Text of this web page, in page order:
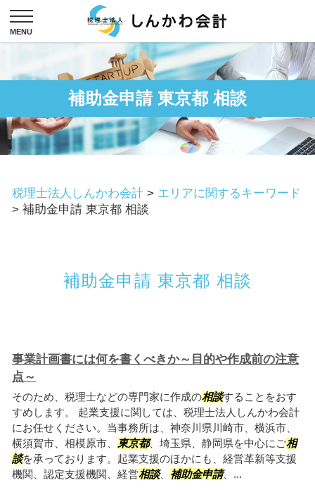
補助金申請 東京都 相談
税理士法人しんかわ会計 > エリアに関するキーワード
> 補助金申請 東京都 相談
補助金申請 東京都 相談
事業計画書には何を書くべきか～目的や作成前の注意
点～
そのため、税理士などの専門家に作成の相談することをおす
すめします。 起業支援に関しては、税理士法人しんかわ会計
にお任せください。当事務所は、神奈川県川崎市、横浜市、
横須賀市、相模原市、
東京都、埼玉県、静岡県を中心にご相
談を承っております。起業支援のほかにも、経営革新等支援
機関、認定支援機関、経営相談、 補助金申請、...